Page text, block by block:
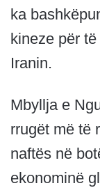
ka
kineze për
Iranin.
Mbyllja e
rrugët më të
naftës në
ekonominë